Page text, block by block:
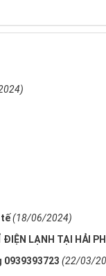
tế(18/06/2024)
LẠNH TẠI HẢI
(22/03/